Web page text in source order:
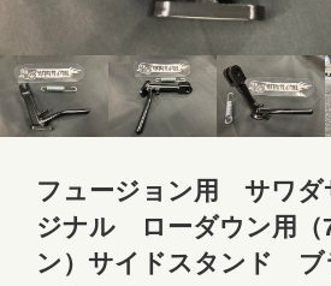
フュージョン用 サワダ
ジナル ローダウン用（
ン）サイドスタンド